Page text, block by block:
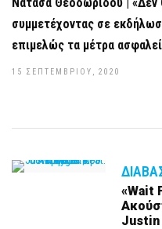
συμμετέχοντας σε
επιμελώς τα μέτρα
15 ΣΕΠΤΕΜΒΡΊΟΥ, 2020
«Wait
Justin